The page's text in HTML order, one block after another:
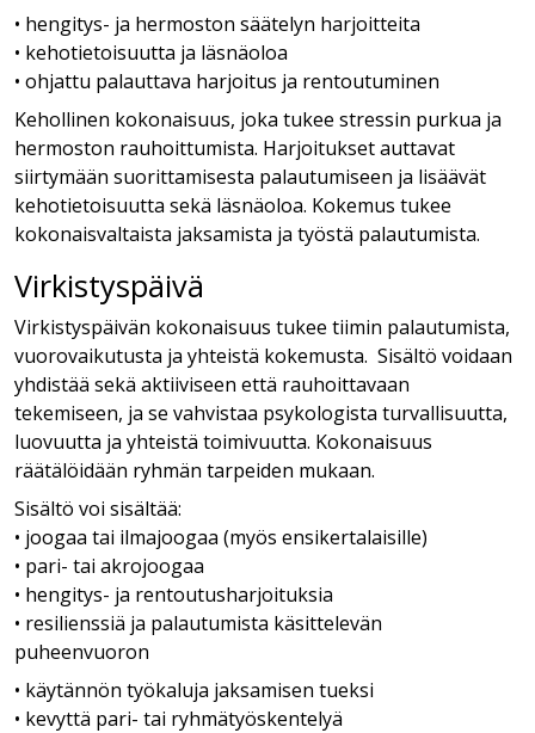
• hengitys- ja hermoston säätelyn harjoitteita
• kehotietoisuutta ja läsnäoloa
• ohjattu palauttava harjoitus ja rentoutuminen
Kehollinen kokonaisuus, joka tukee stressin purkua ja
hermoston rauhoittumista. Harjoitukset auttavat
siirtymään suorittamisesta palautumiseen ja lisäävät
kehotietoisuutta sekä läsnäoloa. Kokemus tukee
kokonaisvaltaista jaksamista ja työstä palautumista.
Virkistyspäivä
Virkistyspäivän kokonaisuus tukee tiimin palautumista,
vuorovaikutusta ja yhteistä kokemusta. Sisältö voidaan
yhdistää sekä aktiiviseen että rauhoittavaan
tekemiseen, ja se vahvistaa psykologista turvallisuutta,
luovuutta ja yhteistä toimivuutta. Kokonaisuus
räätälöidään ryhmän tarpeiden mukaan.
Sisältö voi sisältää:
• joogaa tai ilmajoogaa (myös ensikertalaisille)
• pari- tai akrojoogaa
• hengitys- ja rentoutusharjoituksia
• resilienssiä ja palautumista käsittelevän
puheenvuoron
• käytännön työkaluja jaksamisen tueksi
• kevyttä pari- tai ryhmätyöskentelyä